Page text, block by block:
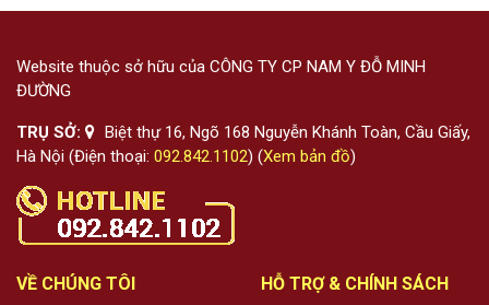
Website thuộc sở hữu của CÔNG TY CP NAM Y ĐỖ MINH
ĐƯỜNG
TRỤ SỞ:
Biệt thự 16, Ngõ 168 Nguyễn Khánh Toàn, Cầu Giấy,
Hà Nội (Điện thoại: 092.842.1102) (Xem bản đồ)
VỀ CHÚNG TÔI HỖ TRỢ & CHÍNH SÁCH